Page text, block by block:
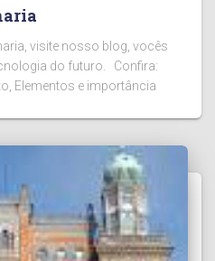
visite nosso blog, vocês
do futuro. Confira:
Elementos e importância